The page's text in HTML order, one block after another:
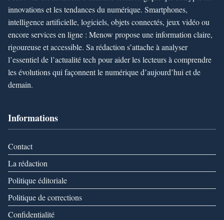
innovations et les tendances du numérique. Smartphones,
intelligence artificielle, logiciels, objets connectés, jeux vidéo ou
encore services en ligne : Menow propose une information claire,
rigoureuse et accessible. Sa rédaction s’attache à analyser
l’essentiel de l’actualité tech pour aider les lecteurs à comprendre
les évolutions qui façonnent le numérique d’aujourd’hui et de
demain.
Informations
Contact
La rédaction
Politique éditoriale
Politique de corrections
Confidentialité